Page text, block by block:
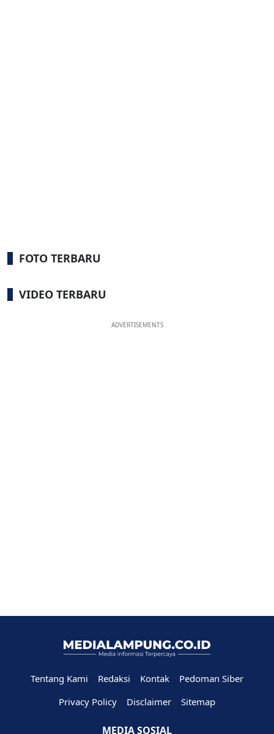
FOTO TERBARU
VIDEO TERBARU
ADVERTISEMENTS
Tentang Kami Redaksi Kontak
Pedoman Siber
Privacy Policy
Disclaimer Sitemap
MEDIA SOSIAL